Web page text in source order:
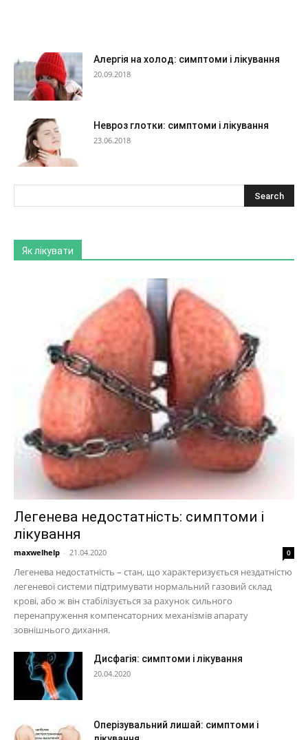
Алергія на холод: симптоми і лікування
20.09.2018
Невроз глотки: симптоми і лікування
23.06.2018
Як лікувати
Легенева недостатність: симптоми і
лікування
maxwelhelp - 21.04.2020 0
Легенева недостатність – стан, що характеризується нездатністю
легеневої системи підтримувати нормальний газовий склад
крові, або ж він стабілізується за рахунок сильного
перенапруження компенсаторних механізмів апарату
зовнішнього дихання.
Дисфагія: симптоми і лікування
20.04.2020
Оперізувальний лишай: симптоми і